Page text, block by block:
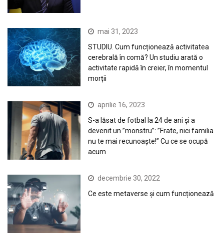
mai 31, 2023
STUDIU. Cum funcționează activitatea
cerebrală în comă? Un studiu arată o
activitate rapidă în creier, în momentul
morții
aprilie 16, 2023
S-a lăsat de fotbal la 24 de ani și a
devenit un ”monstru”: ”Frate, nici familia
nu te mai recunoaște!” Cu ce se ocupă
acum
decembrie 30, 2022
Ce este metaverse și cum funcționează